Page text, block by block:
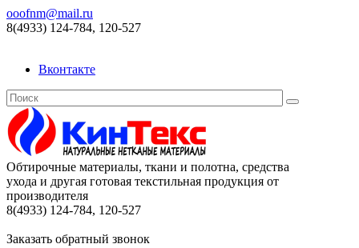
ooofnm@mail.ru
8(4933) 124-784, 120-527
Вконтакте
Обтирочные материалы, ткани и полотна, средства
ухода и другая готовая текстильная продукция от
производителя
8(4933) 124-784, 120-527
Заказать обратный звонок